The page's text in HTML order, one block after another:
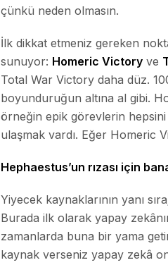
çünkü neden olmasın.
İlk dikkat etmeniz gereken
sunuyor: Homeric Victory ve
Total War Victory daha düz.
boyunduruğun altına al gibi.
örneğin epik görevlerin hepsini
ulaşmak vardı. Eğer Homeric
Hephaestus’un rızası için
Yiyecek kaynaklarının yanı
Burada ilk olarak yapay
zamanlarda buna bir yama
kaynak verseniz yapay zekâ